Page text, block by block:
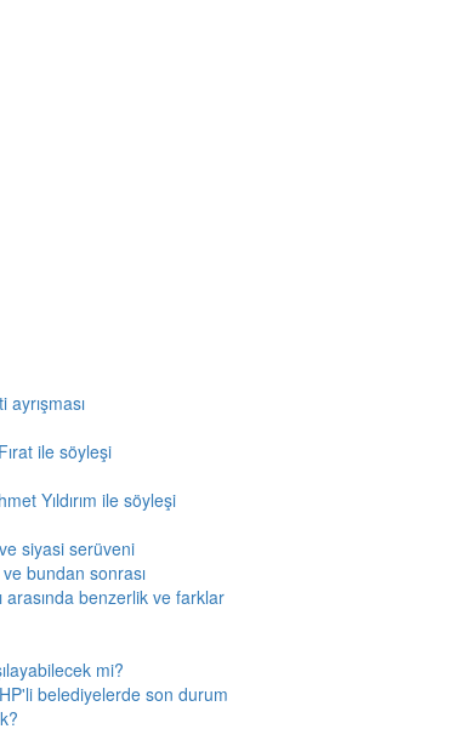
ile söyleşi
Yıldırım ile söyleşi
siyasi serüveni
bundan sonrası
benzerlik ve farklar
mi?
belediyelerde son durum